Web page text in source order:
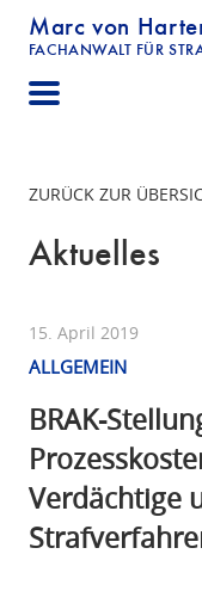
Marc von
FACHANWALT FÜR
STRAFRECHT |
ZURÜCK ZUR
Aktuelles
15. April 2019
ALLGEMEIN
BRAK-
Verdächtige